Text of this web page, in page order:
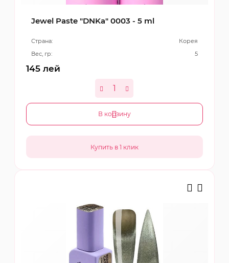
Jewel Paste "DNKa" 0003 - 5 ml
Страна:
Корея
Вес, гр:
5
145 лей
В корзину